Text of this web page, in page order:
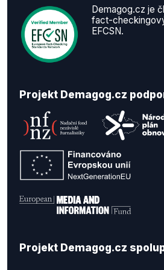
Demagog.cz je
fact-
EFCSN.
Projekt Demagog.cz
Projekt Demagog.cz